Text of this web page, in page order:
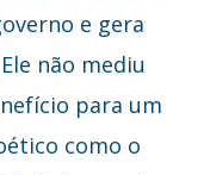
e gera
não mediu
para um
como o